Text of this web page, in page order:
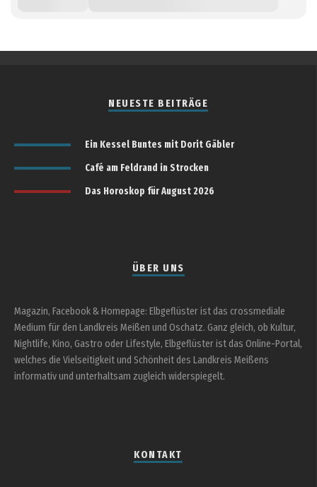
NEUESTE BEITRÄGE
Ein Kessel Buntes mit Dorit Gäbler
Café am Feldrand in Strocken
Das Horoskop für August 2026
ÜBER UNS
Magazin, Facebook & Homepage: Elbgeflüster ist das crossmediale
Medium für den Landkreis Meißen und Oschatz. Ganz gleich, ob Kultur,
Nightlife, Kino, Gastro oder Lifestyle, Elbgeflüster ist das Online-Portal,
welches die Vielseitigkeit und Schönheit des Landkreis Meißens
informativ und unterhaltsam zugleich widerspiegelt.
KONTAKT